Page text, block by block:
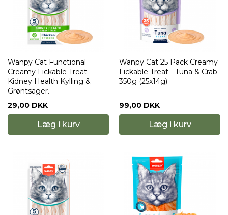
Wanpy Cat Functional
Creamy Lickable Treat
Kidney Health Kylling &
Grøntsager.
29,00 DKK
Læg i kurv
Wanpy Cat 25 Pack Creamy
Lickable Treat - Tuna & Crab
350g (25x14g)
99,00 DKK
Læg i kurv